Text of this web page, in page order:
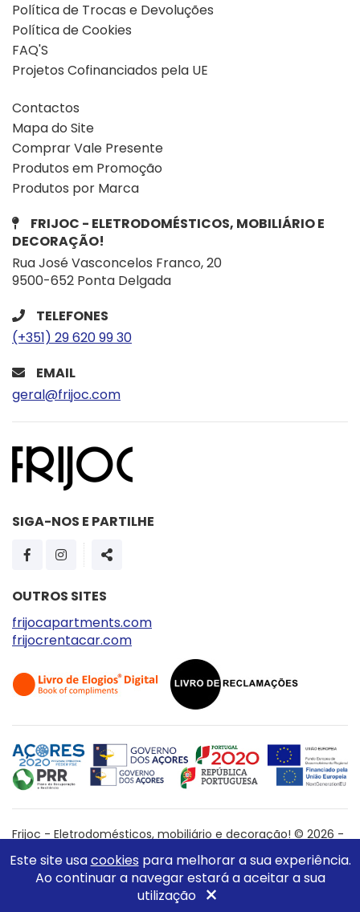
Política de Trocas e Devoluções
Política de Cookies
FAQ'S
Projetos Cofinanciados pela UE
Contactos
Mapa do Site
Comprar Vale Presente
Produtos em Promoção
Produtos por Marca
FRIJOC - ELETRODOMÉSTICOS, MOBILIÁRIO E
DECORAÇÃO!
Rua José Vasconcelos Franco, 20
9500-652 Ponta Delgada
TELEFONES
(+351) 29 620 99 30
EMAIL
geral@frijoc.com
SIGA-NOS E PARTILHE
PÁGINA DO FACEBOOK
PÁGINA DO INSTAGRAM
SHARE
OUTROS SITES
frijocapartments.com
frijocrentacar.com
Frijoc - Eletrodomésticos, mobiliário e decoração! © 2026 -
WebDesign byGlobal Pixel
Este site usacookies para melhorar a sua experiência.
Ao continuar a navegar estará a aceitar a sua
utilização ×